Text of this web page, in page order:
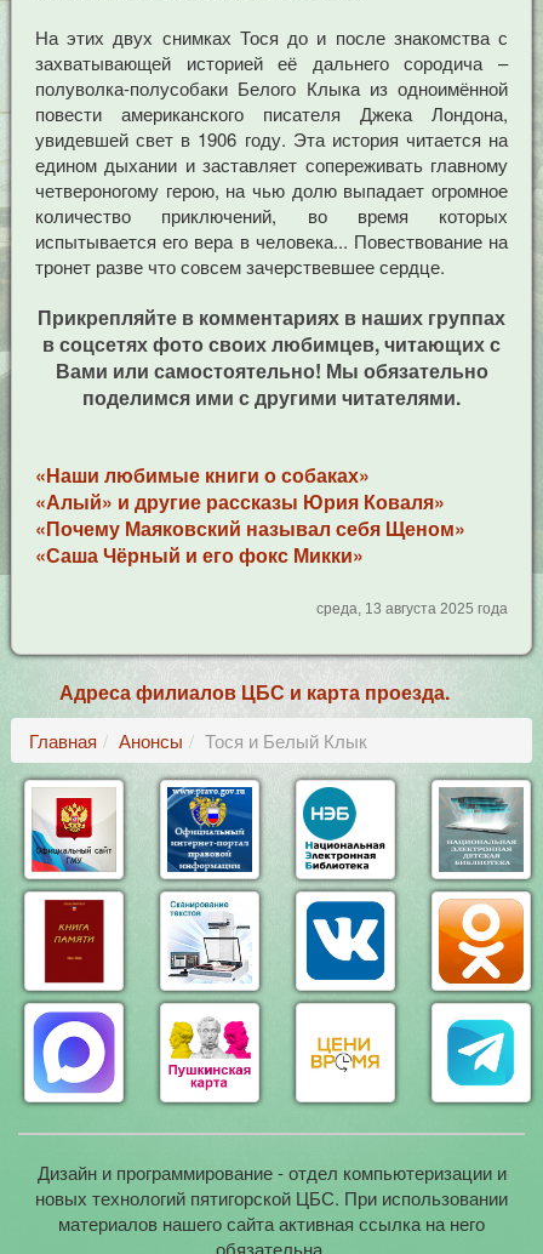
На этих двух снимках Тося до и после знакомства с
захватывающей историей её дальнего сородича –
полуволка-полусобаки Белого Клыка из одноимённой
повести американского писателя Джека Лондона,
увидевшей свет в 1906 году. Эта история читается на
едином дыхании и заставляет сопереживать главному
четвероногому герою, на чью долю выпадает огромное
количество приключений, во время которых
испытывается его вера в человека... Повествование на
тронет разве что совсем зачерствевшее сердце.
Прикрепляйте в комментариях в наших группах
в соцсетях фото своих любимцев, читающих с
Вами или самостоятельно! Мы обязательно
поделимся ими с другими читателями.
«Наши любимые книги о собаках»
«Алый» и другие рассказы Юрия Коваля»
«Почему Маяковский называл себя Щеном»
«Саша Чёрный и его фокс Микки»
среда, 13 августа 2025 года
Адреса филиалов ЦБС и карта проезда.
Главная Анонсы Тося и Белый Клык
Дизайн и программирование - отдел компьютеризации и
новых технологий пятигорской ЦБС. При использовании
материалов нашего сайта активная ссылка на него
обязательна.